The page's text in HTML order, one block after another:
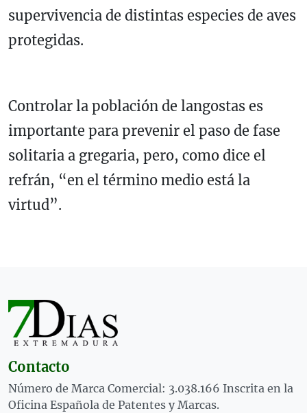
supervivencia de distintas especies de aves
protegidas.
Controlar la población de langostas es
importante para prevenir el paso de fase
solitaria a gregaria, pero, como dice el
refrán, “en el término medio está la
virtud”.
Contacto
Número de Marca Comercial: 3.038.166 Inscrita en la
Oficina Española de Patentes y Marcas.